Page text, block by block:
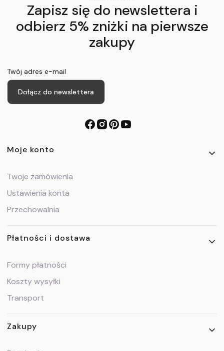
Zapisz się do newslettera i
odbierz 5% zniżki na pierwsze
zakupy
Twój adres e-mail
Dołącz do newslettera
Linki w stopce
Moje konto
Twoje zamówienia
Ustawienia konta
Przechowalnia
Płatności i dostawa
Formy płatności
Koszty wysyłki
Transport
Zakupy